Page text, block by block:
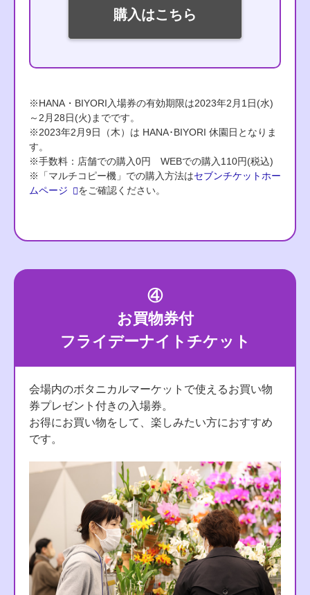
購入はこちら
※HANA・BIYORI入場券の有効期限は2023年2月1日(水)
～2月28日(火)までです。
※2023年2月9日（木）は HANA･BIYORI 休園日となりま
す。
※手数料：店舗での購入0円 WEBでの購入110円(税込)
※「マルチコピー機」での購入方法はセブンチケットホー
ムページ
をご確認ください。
④
お買物券付
フライデーナイトチケット
会場内のボタニカルマーケットで使えるお買い物
券プレゼント付きの入場券。
お得にお買い物をして、楽しみたい方におすすめ
です。